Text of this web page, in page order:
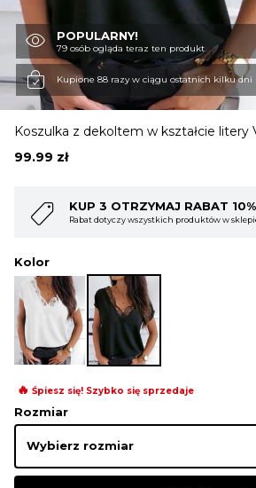
OBUWIE
BIELIZNA
SWETRY
OKRYCIA WIERZCHNIE
POPULARNY!
79 osób ogląda teraz ten produkt
Kupione 88 razy w ciągu ostatnich kilku dni
Koszulka z dekoltem w kształcie litery
99.99 zł
i obejmuje cały koszyk
KUP 4
Rabat
Kolor
🔥 Śpiesz się! Szybko się sprzedaje
Rozmiar